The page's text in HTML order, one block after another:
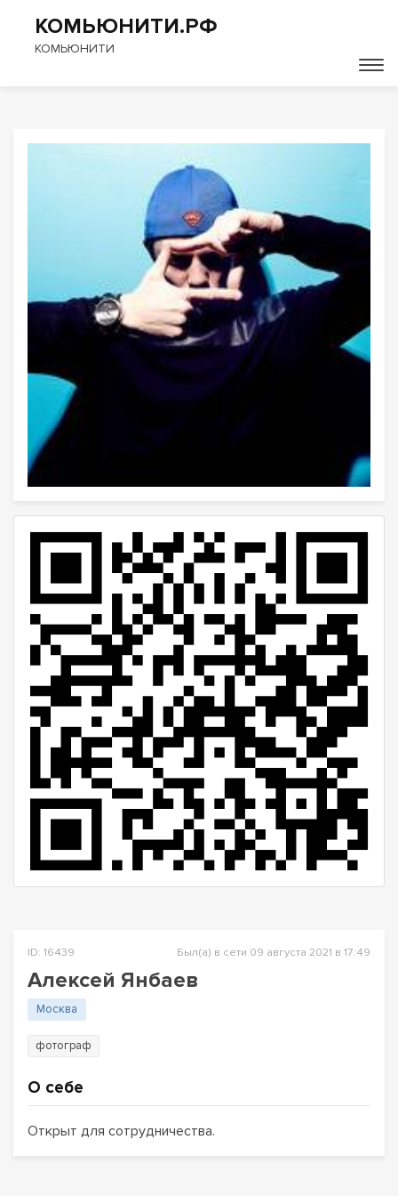
КОМЬЮНИТИ.РФ
КОМЬЮНИТИ
ID: 16439 Был(а) в сети 09 августа 2021 в 17:49
Алексей Янбаев
Москва
фотограф
О себе
Открыт для сотрудничества.